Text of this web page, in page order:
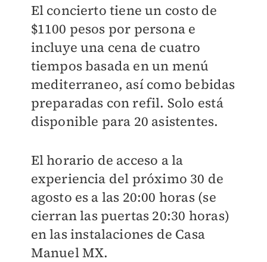
El concierto tiene un costo de
$1100 pesos por persona e
incluye una cena de cuatro
tiempos basada en un menú
mediterraneo, así como bebidas
preparadas con refil. Solo está
disponible para 20 asistentes.
El horario de acceso a la
experiencia del próximo 30 de
agosto es a las 20:00 horas (se
cierran las puertas 20:30 horas)
en las instalaciones de Casa
Manuel MX.